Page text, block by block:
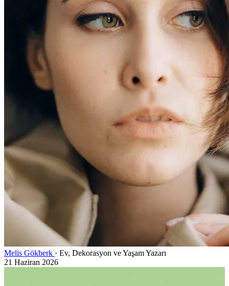
Melis Gökberk · Ev, Dekorasyon ve Yaşam Yazarı
21 Haziran 2026